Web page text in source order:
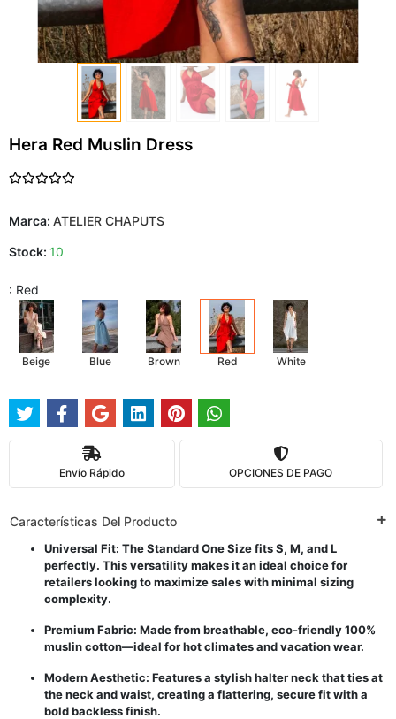
Hera Red Muslin Dress
Marca: ATELIER CHAPUTS
Stock: 10
: Red
Beige Blue Brown Red White
Envío Rápido OPCIONES DE PAGO
Características Del Producto
Universal Fit: The Standard One Size fits S, M, and L
perfectly. This versatility makes it an ideal choice for
retailers looking to maximize sales with minimal sizing
complexity.
Premium Fabric: Made from breathable, eco-friendly 100%
muslin cotton—ideal for hot climates and vacation wear.
Modern Aesthetic: Features a stylish halter neck that ties at
the neck and waist, creating a flattering, secure fit with a
bold backless finish.